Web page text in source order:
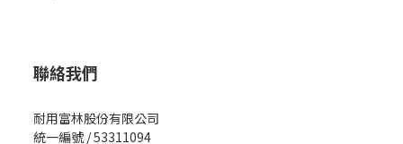
聯絡我們
耐用富林股份有限公司
統一編號 / 53311094